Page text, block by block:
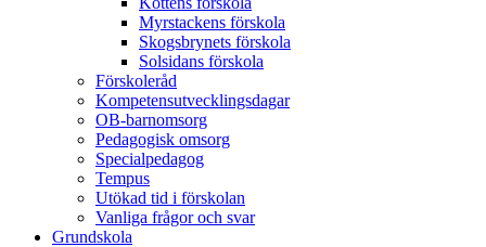
Myrstackens förskola
Skogsbrynets förskola
Solsidans förskola
Förskoleråd
Kompetensutvecklingsdagar
OB-barnomsorg
Pedagogisk omsorg
Specialpedagog
Tempus
Utökad tid i förskolan
Vanliga frågor och svar
Grundskola